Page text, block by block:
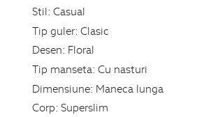
Stil: Casual
Tip guler: Clasic
Desen: Floral
Tip manseta: Cu nasturi
Dimensiune: Maneca lunga
Corp: Superslim